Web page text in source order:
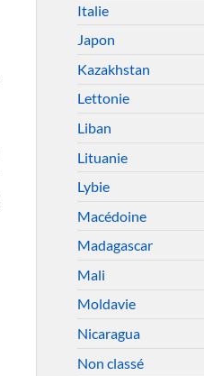
Italie
Japon
Kazakhstan
Lettonie
Liban
Lituanie
Lybie
Macédoine
Madagascar
Mali
Moldavie
Nicaragua
Non classé